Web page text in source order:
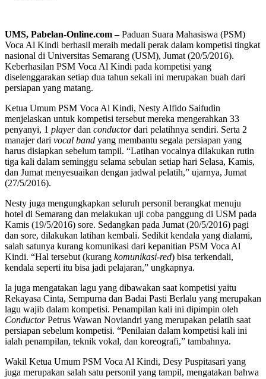
UMS, Pabelan-Online.com –Paduan Suara Mahasiswa (PSM)
Voca Al Kindi berhasil meraih medali perak dalam kompetisi tingkat
nasional di Universitas Semarang (USM), Jumat (20/5/2016).
Keberhasilan PSM Voca Al Kindi pada kompetisi yang
diselenggarakan setiap dua tahun sekali ini merupakan buah dari
persiapan yang matang.
Ketua Umum PSM Voca Al Kindi, Nesty Alfido Saifudin
menjelaskan untuk kompetisi tersebut mereka mengerahkan 33
penyanyi, 1 playerdan conductordari pelatihnya sendiri. Serta 2
manajer dari vocal band yang membantu segala persiapan yang
harus disiapkan sebelum tampil. “Latihan vocalnya dilakukan rutin
tiga kali dalam seminggu selama sebulan setiap hari Selasa, Kamis,
dan Jumat menyesuaikan dengan jadwal pelatih,” ujarnya, Jumat
(27/5/2016).
Nesty juga mengungkapkan seluruh personil berangkat menuju
hotel di Semarang dan melakukan uji coba panggung di USM pada
Kamis (19/5/2016) sore. Sedangkan pada Jumat (20/5/2016) pagi
dan sore, dilakukan latihan kembali. Sedikit kendala yang dialami,
salah satunya kurang komunikasi dari kepanitian PSM Voca Al
Kindi. “Hal tersebut (kurang komunikasi-red) bisa terkendali,
kendala seperti itu bisa jadi pelajaran,” ungkapnya.
Ia juga mengatakan lagu yang dibawakan saat kompetisi yaitu
Rekayasa Cinta, Sempurna dan Badai Pasti Berlalu yang merupakan
lagu wajib dalam kompetisi. Penampilan kali ini dipimpin oleh
ConductorPetrus Wawan Noviandri yang merupakan pelatih saat
persiapan sebelum kompetisi. “Penilaian dalam kompetisi kali ini
ialah penampilan, teknik vokal, dan koreografi,” tambahnya.
Wakil Ketua Umum PSM Voca Al Kindi, Desy Puspitasari yang
juga merupakan salah satu personil yang tampil, mengatakan bahwa